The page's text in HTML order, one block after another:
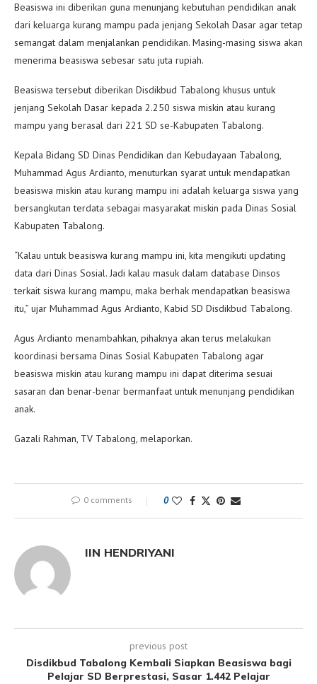
Beasiswa ini diberikan guna menunjang kebutuhan pendidikan anak
dari keluarga kurang mampu pada jenjang Sekolah Dasar agar tetap
semangat dalam menjalankan pendidikan. Masing-masing siswa akan
menerima beasiswa sebesar satu juta rupiah.
Beasiswa tersebut diberikan Disdikbud Tabalong khusus untuk
jenjang Sekolah Dasar kepada 2.250 siswa miskin atau kurang
mampu yang berasal dari 221 SD se-Kabupaten Tabalong.
Kepala Bidang SD Dinas Pendidikan dan Kebudayaan Tabalong,
Muhammad Agus Ardianto, menuturkan syarat untuk mendapatkan
beasiswa miskin atau kurang mampu ini adalah keluarga siswa yang
bersangkutan terdata sebagai masyarakat miskin pada Dinas Sosial
Kabupaten Tabalong.
“Kalau untuk beasiswa kurang mampu ini, kita mengikuti updating
data dari Dinas Sosial. Jadi kalau masuk dalam database Dinsos
terkait siswa kurang mampu, maka berhak mendapatkan beasiswa
itu,” ujar Muhammad Agus Ardianto, Kabid SD Disdikbud Tabalong.
Agus Ardianto menambahkan, pihaknya akan terus melakukan
koordinasi bersama Dinas Sosial Kabupaten Tabalong agar
beasiswa miskin atau kurang mampu ini dapat diterima sesuai
sasaran dan benar-benar bermanfaat untuk menunjang pendidikan
anak.
Gazali Rahman, TV Tabalong, melaporkan.
0 comments 0
IIN HENDRIYANI
previous post
Disdikbud Tabalong Kembali Siapkan Beasiswa bagi
Pelajar SD Berprestasi, Sasar 1.442 Pelajar